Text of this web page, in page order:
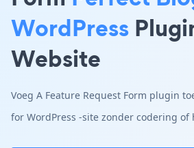
WordPress
Website
Voeg A Feature Request Form plugin
for WordPress -site zonder codering of